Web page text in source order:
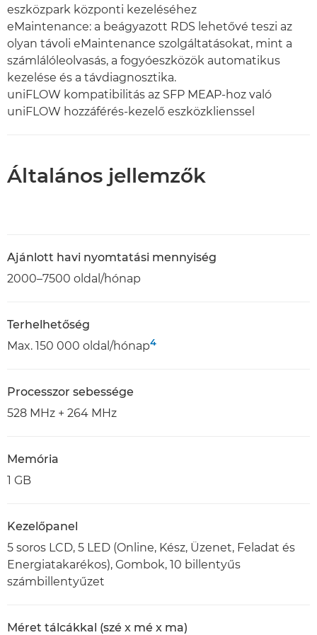
eszközpark központi kezeléséhez
eMaintenance: a beágyazott RDS lehetővé teszi az
olyan távoli eMaintenance szolgáltatásokat, mint a
számlálóleolvasás, a fogyóeszközök automatikus
kezelése és a távdiagnosztika.
uniFLOW kompatibilitás az SFP MEAP-hoz való
uniFLOW hozzáférés-kezelő eszközklienssel
Általános jellemzők
Ajánlott havi nyomtatási mennyiség
2000–7500 oldal/hónap
Terhelhetőség
Max. 150 000 oldal/hónap4
Processzor sebessége
528 MHz + 264 MHz
Memória
1 GB
Kezelőpanel
5 soros LCD, 5 LED (Online, Kész, Üzenet, Feladat és
Energiatakarékos), Gombok, 10 billentyűs
számbillentyűzet
Méret tálcákkal (szé x mé x ma)